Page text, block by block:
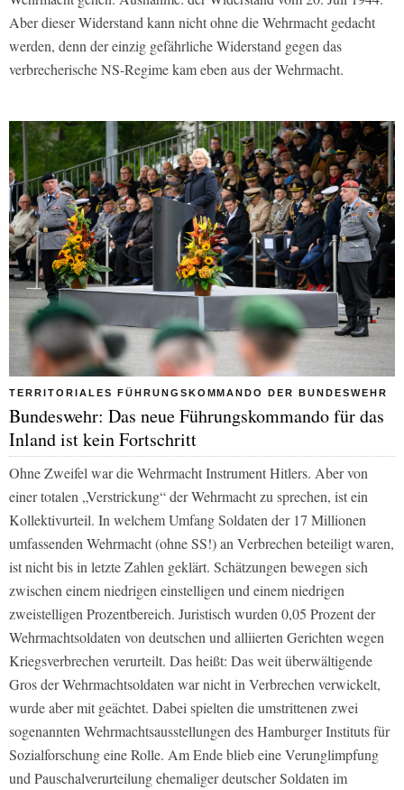
Aber dieser Widerstand kann nicht ohne die Wehrmacht gedacht
werden, denn der einzig gefährliche Widerstand gegen das
verbrecherische NS-Regime kam eben aus der Wehrmacht.
TERRITORIALES FÜHRUNGSKOMMANDO DER BUNDESWEHR
Bundeswehr: Das neue Führungskommando für das
Inland ist kein Fortschritt
Ohne Zweifel war die Wehrmacht Instrument Hitlers. Aber von
einer totalen „Verstrickung“ der Wehrmacht zu sprechen, ist ein
Kollektivurteil. In welchem Umfang Soldaten der 17 Millionen
umfassenden Wehrmacht (ohne SS!) an Verbrechen beteiligt waren,
ist nicht bis in letzte Zahlen geklärt. Schätzungen bewegen sich
zwischen einem niedrigen einstelligen und einem niedrigen
zweistelligen Prozentbereich. Juristisch wurden 0,05 Prozent der
Wehrmachtsoldaten von deutschen und alliierten Gerichten wegen
Kriegsverbrechen verurteilt. Das heißt: Das weit überwältigende
Gros der Wehrmachtsoldaten war nicht in Verbrechen verwickelt,
wurde aber mit geächtet. Dabei spielten die umstrittenen zwei
sogenannten Wehrmachtsausstellungen des Hamburger Instituts für
Sozialforschung eine Rolle. Am Ende blieb eine Verunglimpfung
und Pauschalverurteilung ehemaliger deutscher Soldaten im